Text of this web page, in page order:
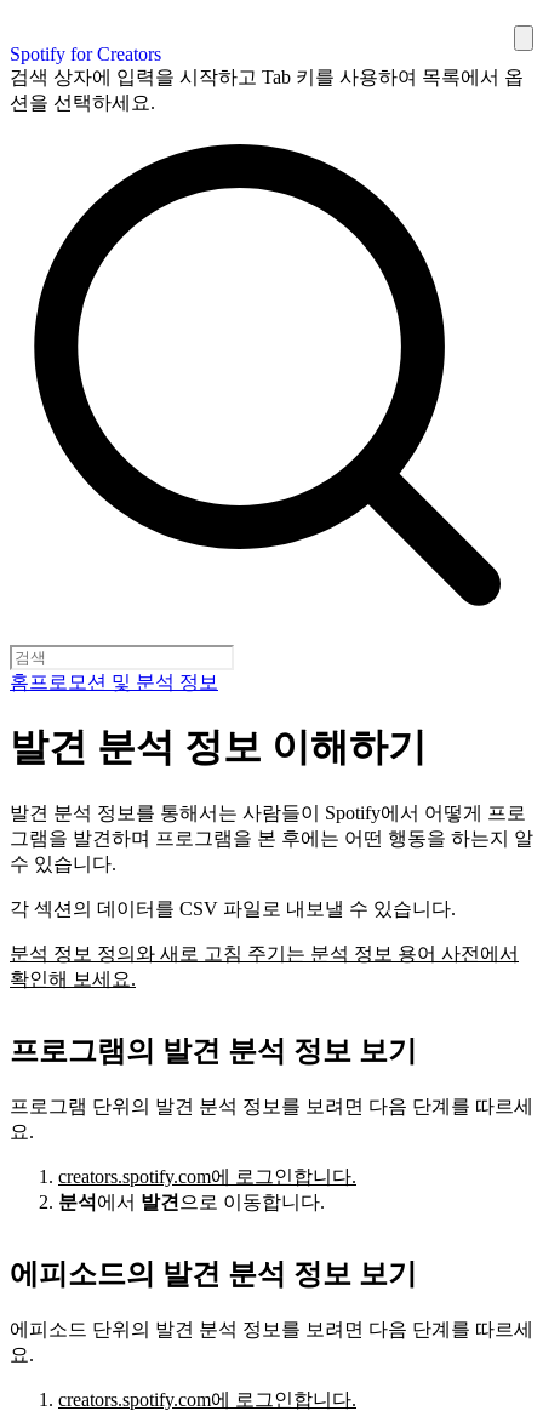
Spotify for Creators
검색 상자에 입력을 시작하고 Tab 키를 사용하여 목록에서 옵
션을 선택하세요.
홈프로모션 및 분석 정보
발견 분석 정보 이해하기
발견 분석 정보를 통해서는 사람들이 Spotify에서 어떻게 프로
그램을 발견하며 프로그램을 본 후에는 어떤 행동을 하는지 알
수 있습니다.
각 섹션의 데이터를 CSV 파일로 내보낼 수 있습니다.
분석 정보 정의와 새로 고침 주기는 분석 정보 용어 사전에서
확인해 보세요.
프로그램의 발견 분석 정보 보기
프로그램 단위의 발견 분석 정보를 보려면 다음 단계를 따르세
요.
creators.spotify.com에 로그인합니다.
분석 에서 발견 으로 이동합니다.
에피소드의 발견 분석 정보 보기
에피소드 단위의 발견 분석 정보를 보려면 다음 단계를 따르세
요.
creators.spotify.com에 로그인합니다.